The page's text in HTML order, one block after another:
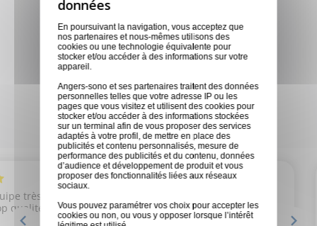
Nous sommes disponibles pour
toutes demandes
Des conseils personnalisés en
fonction de vos besoins
En poursuivant la navigation, vous acceptez que
nos partenaires et nous-mêmes utilisons des
cookies ou une technologie équivalente pour
stocker et/ou accéder à des informations sur votre
appareil.
Angers-sono et ses partenaires traitent des données
personnelles telles que votre adresse IP ou les
pages que vous visitez et utilisent des cookies pour
stocker et/ou accéder à des informations stockées
sur un terminal afin de vous proposer des services
adaptés à votre profil, de mettre en place des
publicités et contenu personnalisés, mesure de
performance des publicités et du contenu, données
d’audience et développement de produit et vous
proposer des fonctionnalités liées aux réseaux
sociaux.
Vous pouvez paramétrer vos choix pour accepter les
cookies ou non, ou vous y opposer lorsque l’intérêt